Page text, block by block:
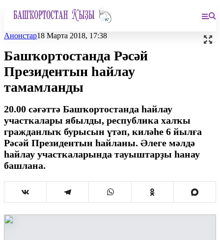
Анонстар18 Марта 2018, 17:38
Башҡортостанда Рәсәй
Президентын һайлау
тамамланды
20.00 сәғәттә Башҡортостанда һайлау
участкалары ябылды, республика халҡы
гражданлыҡ бурысын үтәп, киләһе 6 йылға
Рәсәй Президентын һайланы. Әлеге мәлдә
һайлау участкаларында тауыштарҙы һанау
башлана.